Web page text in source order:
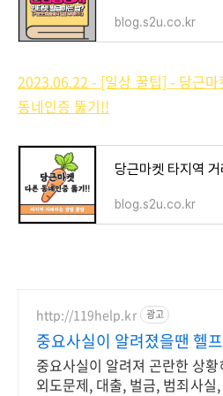
blog.s2u.co.kr
2023.06.22 - [일상 꿀팁] - 당근마
동네인증 뚫기!!
blog.s2u.co.kr
http://119help.kr 광고
중요사실이 알려졌을땐 헬
2011년개업 풍부한 노하우
중요사실이 알려져 곤란한 상
외도문제, 대출, 벌금, 범죄사실